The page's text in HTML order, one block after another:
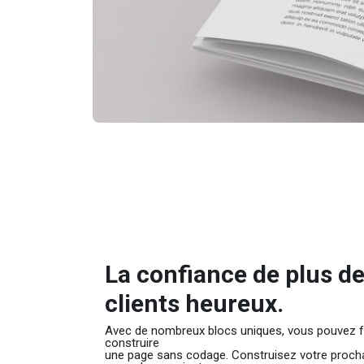
La confiance de plus
clients heureux.
Avec de nombreux blocs uniques, vous pouvez
construire
une page sans codage. Construisez votre